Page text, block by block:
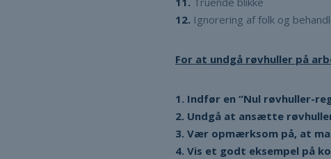
12. Ignorering af folk og
For at undgå røvhuller på
1. Indfør en “Nul røvhuller-
2. Undgå at ansætte
3. Vær opmærksom på, at
4. Vis et godt eksempel på